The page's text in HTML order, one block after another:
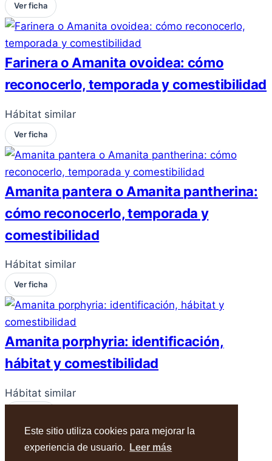
Este sitio utiliza cookies para mejorar la
experiencia de usuario.
Leer más
Ver ficha
Farinera o Amanita ovoidea: cómo
reconocerlo, temporada y comestibilidad
Hábitat similar
Ver ficha
Amanita pantera o Amanita pantherina:
cómo reconocerlo, temporada y
comestibilidad
Hábitat similar
Ver ficha
Amanita porphyria: identificación,
hábitat y comestibilidad
Hábitat similar